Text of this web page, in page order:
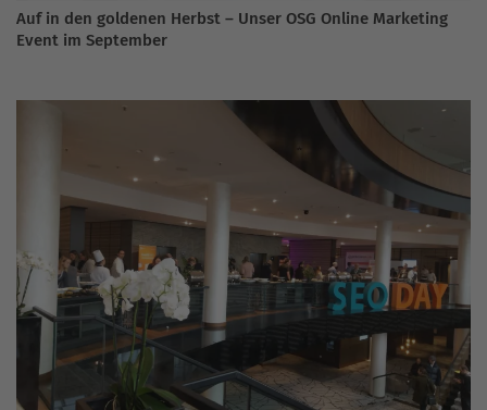
Auf in den goldenen Herbst – Unser OSG Online Marketing
Event im September